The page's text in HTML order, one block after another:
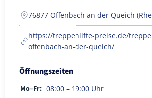
76877 Offenbach an der Queich
https://treppenlifte-preise.de/
offenbach-an-der-queich/
Öffnungszeiten
Mo–Fr: 08:00 – 19:00 Uhr